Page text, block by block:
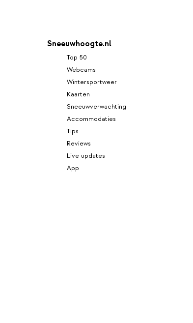
Sneeuwhoogte.nl
Top 50
Webcams
Wintersportweer
Kaarten
Sneeuwverwachting
Accommodaties
Tips
Reviews
Live updates
App